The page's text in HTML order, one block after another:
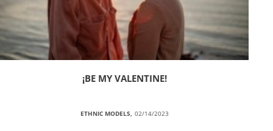
¡BE MY VALENTINE!
ETHNIC MODELS, 02/14/2023